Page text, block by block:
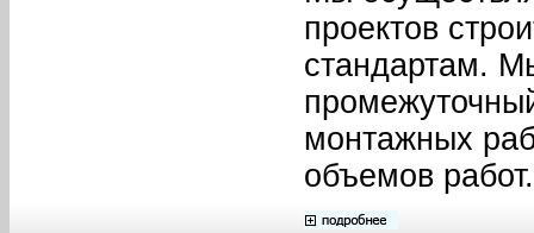
проектов
стандартам.
монтажных
объемов работ.